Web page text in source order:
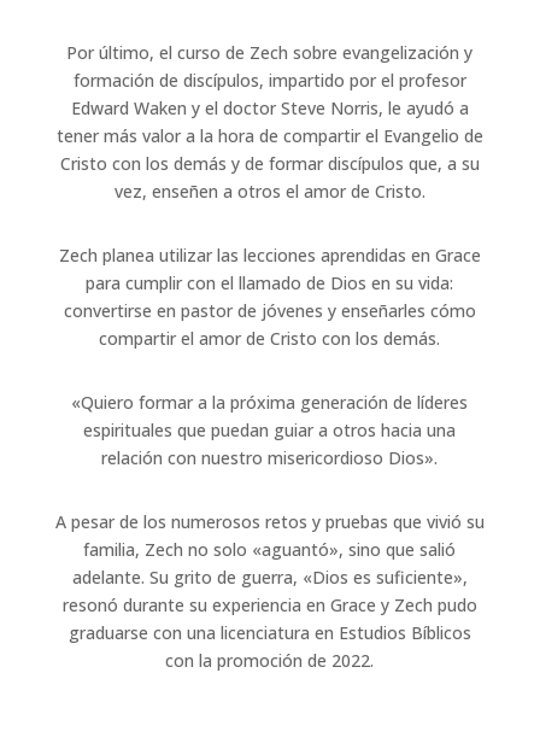
Por último, el curso de Zech sobre evangelización y
formación de discípulos, impartido por el profesor
Edward Waken y el doctor Steve Norris, le ayudó a
tener más valor a la hora de compartir el Evangelio de
Cristo con los demás y de formar discípulos que, a su
vez, enseñen a otros el amor de Cristo.
Zech planea utilizar las lecciones aprendidas en Grace
para cumplir con el llamado de Dios en su vida:
convertirse en pastor de jóvenes y enseñarles cómo
compartir el amor de Cristo con los demás.
«Quiero formar a la próxima generación de líderes
espirituales que puedan guiar a otros hacia una
relación con nuestro misericordioso Dios».
A pesar de los numerosos retos y pruebas que vivió su
familia, Zech no solo «aguantó», sino que salió
adelante. Su grito de guerra, «Dios es suficiente»,
resonó durante su experiencia en Grace y Zech pudo
graduarse con una licenciatura en Estudios Bíblicos
con la promoción de 2022.